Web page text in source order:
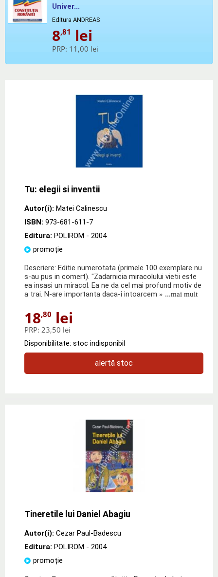
Univer...
Editura ANDREAS
8,81 lei
PRP: 11,00 lei
Tu: elegii si inventii
Autor(i): Matei Calinescu
ISBN: 973-681-611-7
Editura: POLIROM - 2004
promoție
Descriere: Editie numerotata (primele 100 exemplare nu
s-au pus in comert). "Zadarnicia miracolului vietii este
ea insasi un miracol. Ea ne da cel mai profund motiv de
a trai. N-are importanta daca-i intoarcem » ...mai mult
18,80 lei
PRP: 23,50 lei
Disponibilitate: stoc indisponibil
alertă stoc
Tineretile lui Daniel Abagiu
Autor(i): Cezar Paul-Badescu
Editura: POLIROM - 2004
promoție